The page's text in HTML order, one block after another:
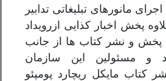
مانورهای تبلیغاتی تدابیر
پخش اخبار کذایی ازرویداد
پخش و نشر کتاب ها از جانب
و مسئولین این سازمان
کتاب مایکل ریچارد پومپئو